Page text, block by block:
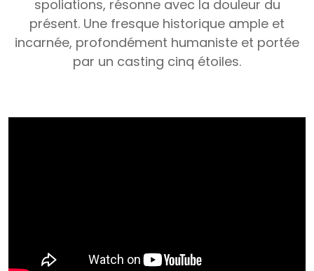
spoliations, résonne avec la douleur du
présent. Une fresque historique ample et
incarnée, profondément humaniste et portée
par un casting cinq étoiles.